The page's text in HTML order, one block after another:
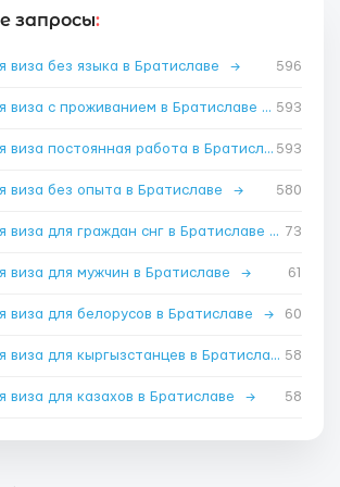
запросы:
виза без языка в Братиславе → 596
Работа рабочая виза с проживанием в Братиславе→593
Работа рабочая виза постоянная работа в Братиславе →
593
виза без опыта в Братиславе → 580
Работа рабочая виза для граждан снг в Братиславе→ 73
виза для мужчин в Братиславе → 61
виза для белорусов в Братиславе → 60
Работа рабочая виза для кыргызстанцев в Братиславе →
58
виза для казахов в Братиславе → 58